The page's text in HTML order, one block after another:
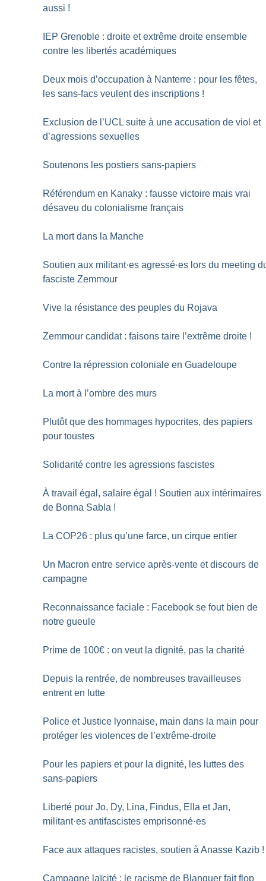
aussi !
IEP Grenoble : droite et extrême droite ensemble
contre les libertés académiques
Deux mois d’occupation à Nanterre : pour les fêtes,
les sans-facs veulent des inscriptions !
Exclusion de l’UCL suite à une accusation de viol et
d’agressions sexuelles
Soutenons les postiers sans-papiers
Référendum en Kanaky : fausse victoire mais vrai
désaveu du colonialisme français
La mort dans la Manche
Soutien aux militant·es agressé·es lors du meeting
fasciste Zemmour
Vive la résistance des peuples du Rojava
Zemmour candidat : faisons taire l’extrême droite !
Contre la répression coloniale en Guadeloupe
La mort à l’ombre des murs
Plutôt que des hommages hypocrites, des papiers
pour toustes
Solidarité contre les agressions fascistes
À travail égal, salaire égal ! Soutien aux intérimaires
de Bonna Sabla !
La COP26 : plus qu’une farce, un cirque entier
Un Macron entre service après-vente et discours de
campagne
Reconnaissance faciale : Facebook se fout bien de
notre gueule
Prime de 100€ : on veut la dignité, pas la charité
Depuis la rentrée, de nombreuses travailleuses
entrent en lutte
Police et Justice lyonnaise, main dans la main pour
protéger les violences de l’extrême-droite
Pour les papiers et pour la dignité, les luttes des
sans-papiers
Liberté pour Jo, Dy, Lina, Findus, Ella et Jan,
militant·es antifascistes emprisonné·es
Face aux attaques racistes, soutien à Anasse Kazib !
Campagne laïcité : le racisme de Blanquer fait flop